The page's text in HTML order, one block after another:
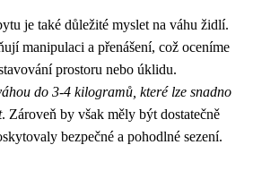
je také důležité myslet na váhu židlí.
manipulaci a přenášení, což oceníme
prostoru nebo úklidu.
do 3-4 kilogramů, které lze snadno
. Zároveň by však měly být dostatečně
bezpečné a pohodlné sezení.